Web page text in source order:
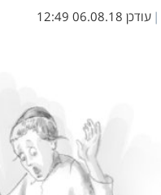
| עודכן 06.08.18 12:49